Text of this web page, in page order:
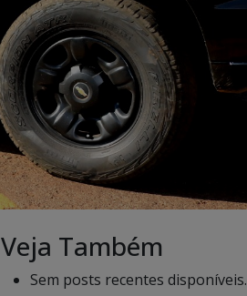
Veja Também
Sem posts recentes disponíveis.